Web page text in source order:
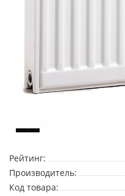
Рейтинг:
Производитель:
Код товара: